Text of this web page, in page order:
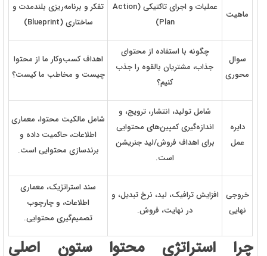
ماهیت
عملیات و اجرای تاکتیکی (Action
Plan)
تفکر و برنامه‌ریزی بلندمدت و
ساختاری (Blueprint)
سوال
محوری
چگونه با استفاده از محتوای
جذاب، مشتریان بالقوه را جذب
کنیم؟
اهداف کسب‌وکار ما از محتوا
چیست و مخاطب ما کیست؟
دایره
عمل
شامل تولید، انتشار، ترویج، و
اندازه‌گیری کمپین‌های محتوایی
برای اهداف فروش/لید جنریشن
است.
شامل مالکیت محتوا، معماری
اطلاعات، حاکمیت داده و
برندسازی محتوایی است.
خروجی
نهایی
افزایش ترافیک، لید، نرخ تبدیل، و
در نهایت، فروش.
سند استراتژیک، معماری
اطلاعات، و چارچوب
تصمیم‌گیری محتوایی.
چرا استراتژی محتوا ستون اصلی